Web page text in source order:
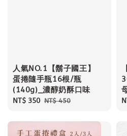
人氣NO.1【鬍子國王】
蛋捲隨手瓶16根/瓶
(140g)_濃醇奶酥口味
Sale
NT$ 350 Regular
NT$ 450